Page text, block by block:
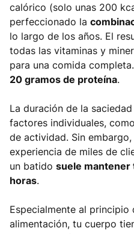
calórico (solo unas 200
perfeccionado la
lo largo de los años. El
todas las vitaminas y
para una comida
20 gramos de proteína.
La duración de la
factores individuales,
de actividad. Sin
experiencia de miles de
un batido suele mantener
horas.
Especialmente al principio
alimentación, tu cuerpo